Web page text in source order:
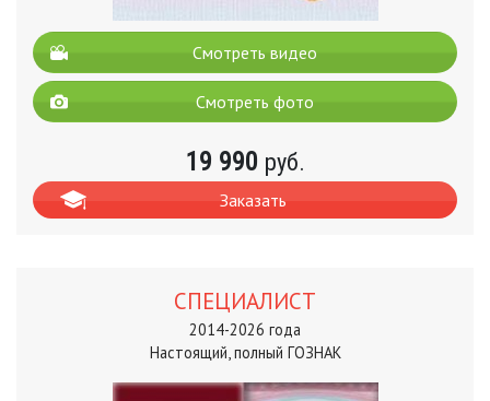
Смотреть видео
Смотреть фото
19 990 руб.
Заказать
СПЕЦИАЛИСТ
2014-2026 года
Настоящий, полный ГОЗНАК